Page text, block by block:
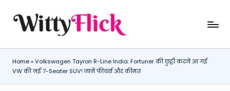
W
it
ty
Fl
WittyFlick:
Tech
Home»Volkswagen Tayron R-Line India: Fortuner की छुट्टी करने आ गई
VW की नई 7-Seater SUV! जानें फीचर्स और कीमत